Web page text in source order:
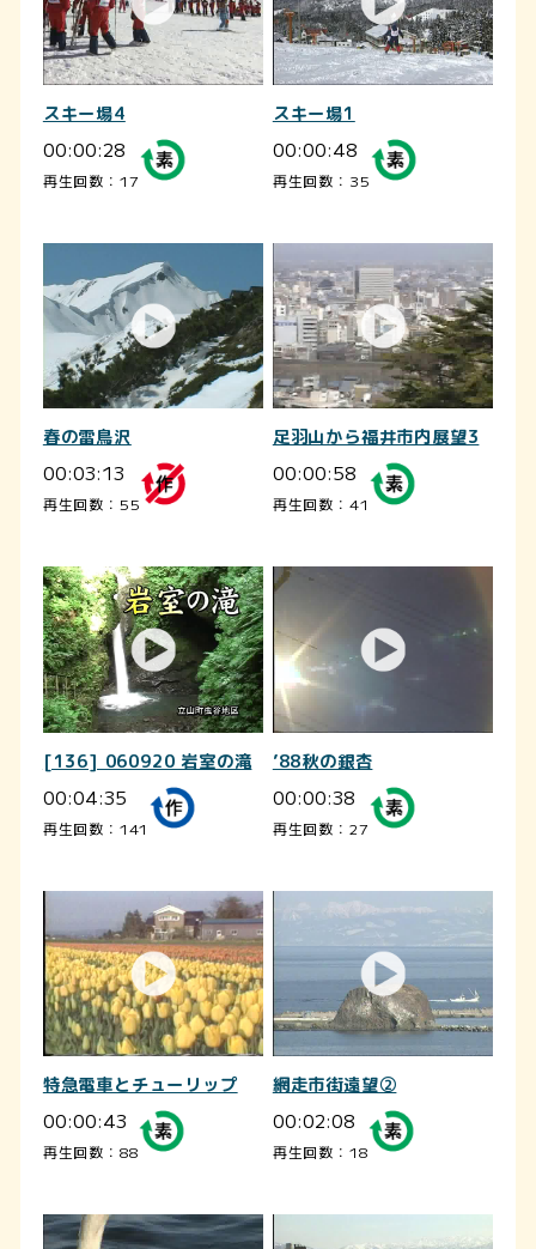
スキー場4
00:00:28
再生回数：17
スキー場1
00:00:48
再生回数：35
春の雷鳥沢
00:03:13
再生回数：55
足羽山から福井市内展望3
00:00:58
再生回数：41
[136] 060920 岩室の滝
00:04:35
再生回数：141
’88秋の銀杏
00:00:38
再生回数：27
特急電車とチューリップ
00:00:43
再生回数：88
網走市街遠望②
00:02:08
再生回数：18